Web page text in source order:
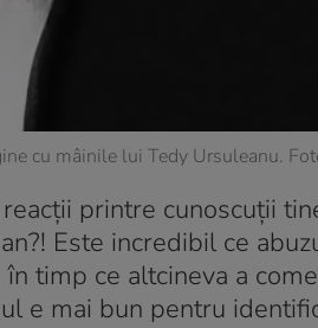
cu mâinile lui Tedy Ursuleanu.
printre cunoscuții
Este incredibil ce
timp ce altcineva a
e mai bun pentru